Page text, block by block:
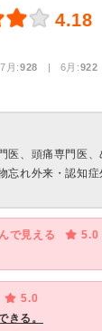
4.18
月:928 | 6月:922
医、頭痛専門医、
忘れ外来・認知症
で見える
5.0
5.0
きる。